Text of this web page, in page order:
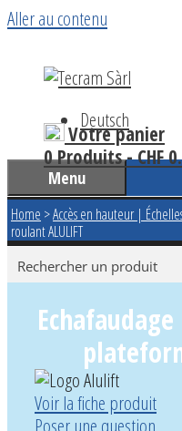
Aller au contenu
Deutsch
Votre panier
0 Produits -CHF
Menu
Home >Accès en hauteur |
roulant ALULIFT
Voir la fiche produit
Poser une question